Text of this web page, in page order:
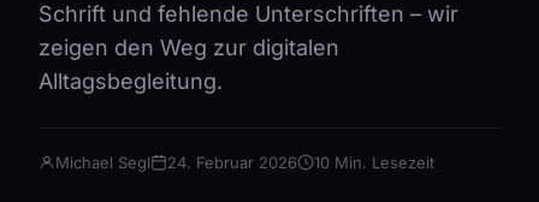
Schrift und fehlende Unterschriften – wir
zeigen den Weg zur digitalen
Alltagsbegleitung.
Michael Segl 24. Februar 2026 10 Min. Lesezeit